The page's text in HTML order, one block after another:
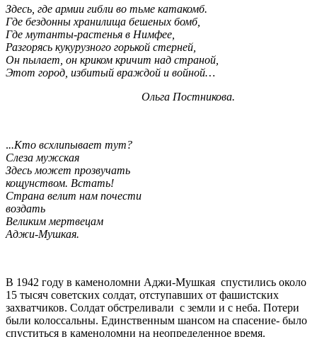
Здесь, где армии гибли во тьме катакомб.
Где бездонны хранилища бешеных бомб,
Где мутанты-растенья в Нимфее,
Разгорясь кукурузного горькой стерней,
Он пылает, он криком кричит над страной,
Этот город, избитый враждой и войной…
Ольга Постникова.
...Кто всхлипывает тут?
Слеза мужская
Здесь может прозвучать
кощунством. Встать!
Страна велит нам почести
воздать
Великим мертвецам
Аджи-Мушкая.
В 1942 году в каменоломни Аджи-Мушкая спустились около
15 тысяч советских солдат, отступавших от фашистских
захватчиков. Солдат обстреливали с земли и с неба. Потери
были колоссальны. Единственным шансом на спасение- было
спуститься в каменоломни на неопределенное время.